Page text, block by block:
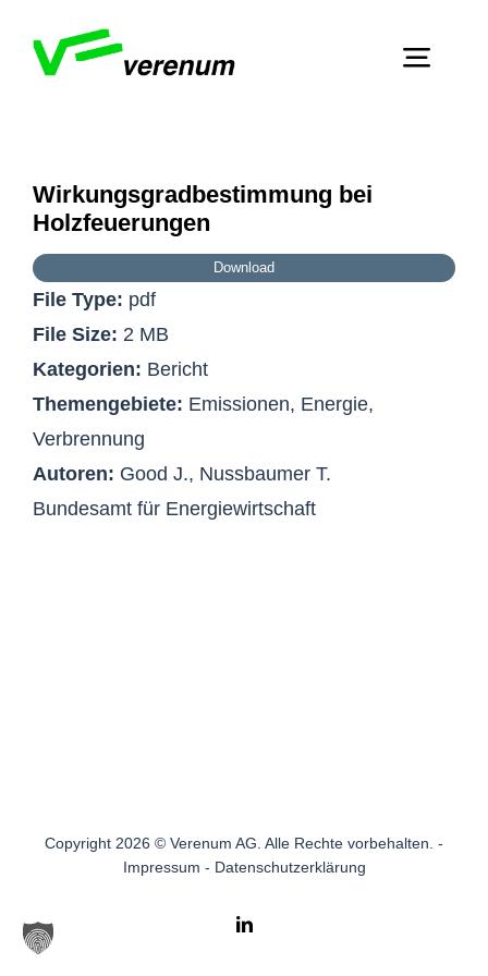
Dienstleistungen
Publikationen
Kontakt
Zeige
grösseres
Bild
Wirkungsgradbestimmung bei
Holzfeuerungen
Bundesamt für Energiewirtschaft
Download
File Type: pdf
File Size: 2 MB
Kategorien: Bericht
Themengebiete: Emissionen, Energie,
Verbrennung
Autoren: Good J., Nussbaumer T.
Copyright 2026 © Verenum AG. Alle Rechte vorbehalten. -
Impressum - Datenschutzerklärung